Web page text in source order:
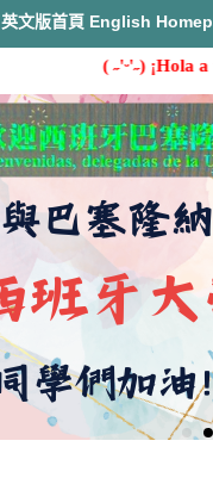
英文版首頁 English
( ˶'ᵕ'˶) ¡Hola a